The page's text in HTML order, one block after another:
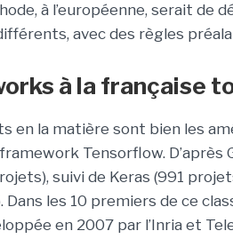
à l’européenne, serait de
avec des règles
à la française
en la matière sont bien les
Tensorflow.
suivi de Keras (991
les 10 premiers de ce
en 2007 par l’Inria et